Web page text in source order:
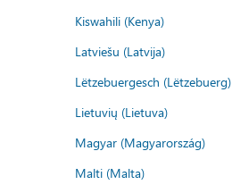
Kiswahili (Kenya)
Latviešu (Latvija)
Lëtzebuergesch (Lëtzebuerg)
Lietuvių (Lietuva)
Magyar (Magyarország)
Malti (Malta)